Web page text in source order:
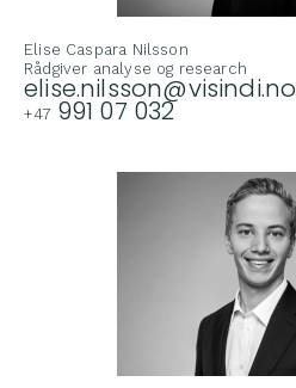
Elise Caspara Nilsson
Rådgiver analyse og research
elise.nilsson@visindi.no
+47 991 07 032